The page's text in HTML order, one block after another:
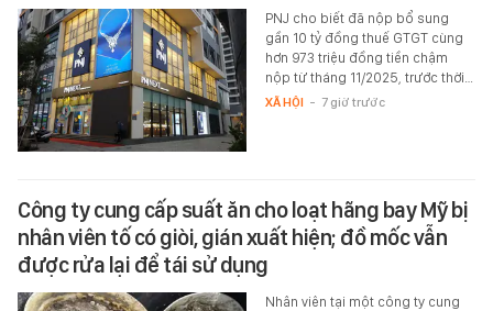
PNJ cho biết đã nộp bổ sung
gần 10 tỷ đồng thuế GTGT cùng
hơn 973 triệu đồng tiền chậm
nộp từ tháng 11/2025, trước thời…
XÃ HỘI - 7 giờ trước
Công ty cung cấp suất ăn cho loạt hãng bay Mỹ bị
nhân viên tố có giòi, gián xuất hiện; đồ mốc vẫn
được rửa lại để tái sử dụng
Nhân viên tại một công ty cung